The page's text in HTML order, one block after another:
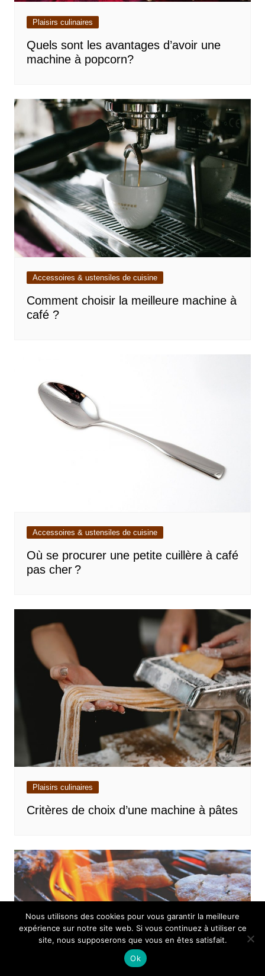
Plaisirs culinaires
Quels sont les avantages d’avoir une
machine à popcorn?
Accessoires & ustensiles de cuisine
Comment choisir la meilleure machine à
café ?
Accessoires & ustensiles de cuisine
Où se procurer une petite cuillère à café
pas cher ?
Plaisirs culinaires
Critères de choix d’une machine à pâtes
Nous utilisons des cookies pour vous garantir la meilleure
expérience sur notre site web. Si vous continuez à utiliser ce
site, nous supposerons que vous en êtes satisfait.
Ok